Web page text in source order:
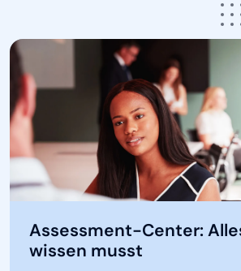
Assessment-Center:
wissen musst